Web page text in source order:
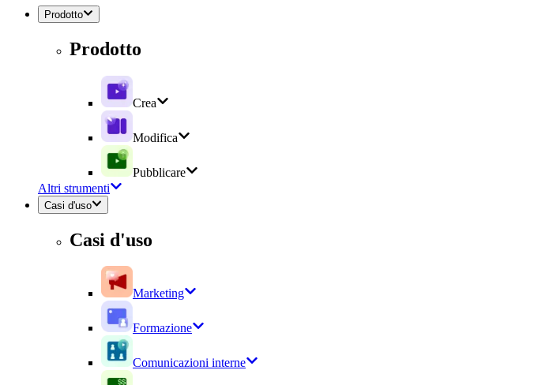
Prodotto
Prodotto
Crea
Modifica
Pubblicare
Altri strumenti
Casi d'uso
Casi d'uso
Marketing
Formazione
Comunicazioni interne